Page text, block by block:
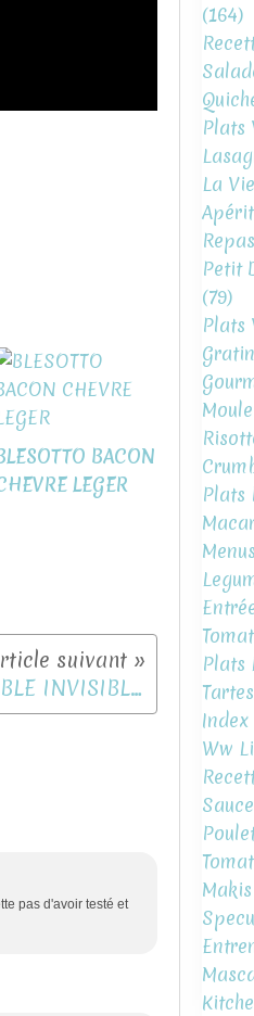
BACON
LEGER
L'INCONTOURNABLE INVISIBLE AUX POMMES
pas d'avoir testé et
(164)
Plats
La
Petit
(79)
Plats
Plats
Plats
Index
Ww